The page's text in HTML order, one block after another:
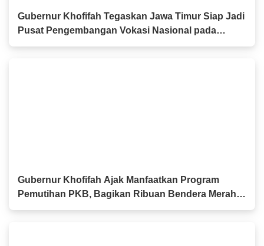
Gubernur Khofifah Tegaskan Jawa Timur Siap Jadi
Pusat Pengembangan Vokasi Nasional pada
OLIVIA XI 2026
Gubernur Khofifah Ajak Manfaatkan Program
Pemutihan PKB, Bagikan Ribuan Bendera Merah
Putih dan Sembako kepada Ojol Malang